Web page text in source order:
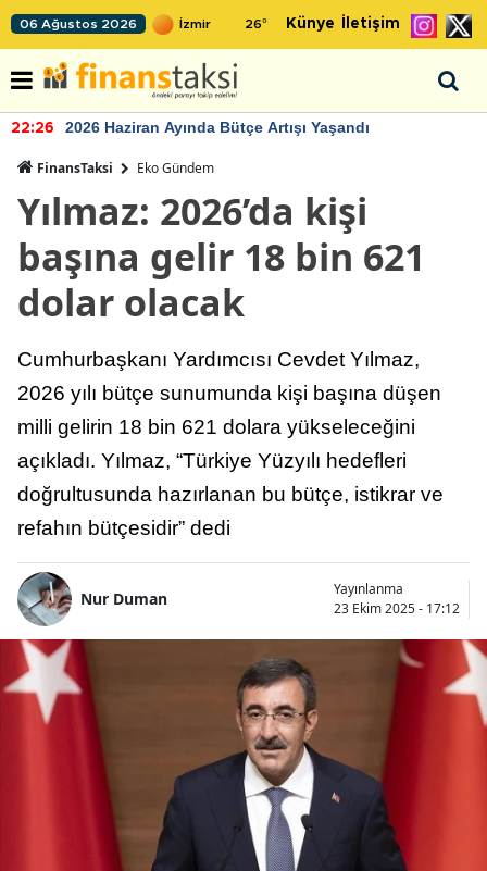
06 Ağustos 2026 26° Künye İletişim
22:26 2026 Haziran Ayında Bütçe Artışı Yaşandı
FinansTaksi Eko Gündem
Yılmaz: 2026’da kişi
başına gelir 18 bin 621
dolar olacak
Cumhurbaşkanı Yardımcısı Cevdet Yılmaz,
2026 yılı bütçe sunumunda kişi başına düşen
milli gelirin 18 bin 621 dolara yükseleceğini
açıkladı. Yılmaz, “Türkiye Yüzyılı hedefleri
doğrultusunda hazırlanan bu bütçe, istikrar ve
refahın bütçesidir” dedi
Nur Duman
Yayınlanma
23 Ekim 2025 - 17:12